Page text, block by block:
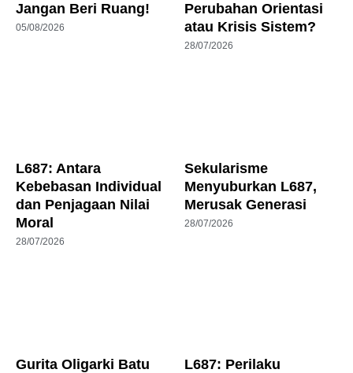
Jangan Beri Ruang!
05/08/2026
Perubahan Orientasi
atau Krisis Sistem?
28/07/2026
L687: Antara
Kebebasan Individual
dan Penjagaan Nilai
Moral
28/07/2026
Sekularisme
Menyuburkan L687,
Merusak Generasi
28/07/2026
Gurita Oligarki Batu
L687: Perilaku